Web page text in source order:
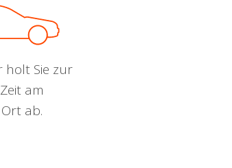
holt Sie zur
am
ab.